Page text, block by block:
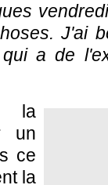
J'ai
a de
la
un
ce
la